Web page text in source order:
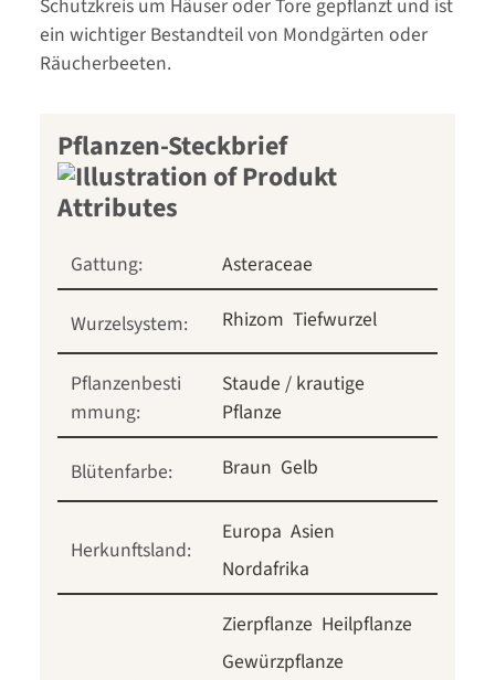
Schutzkreis um Häuser oder Tore gepflanzt und ist
ein wichtiger Bestandteil von Mondgärten oder
Räucherbeeten.
Pflanzen-Steckbrief
Gattung: Asteraceae
Wurzelsystem: Rhizom Tiefwurzel
Pflanzenbesti
mmung:
Staude / krautige
Pflanze
Blütenfarbe: Braun Gelb
Herkunftsland:
Europa Asien
Nordafrika
Zierpflanze Heilpflanze
Gewürzpflanze